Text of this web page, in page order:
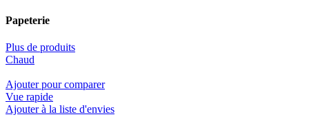
Papeterie
Plus de produits
Chaud
Ajouter pour comparer
Vue rapide
Ajouter à la liste d'envies